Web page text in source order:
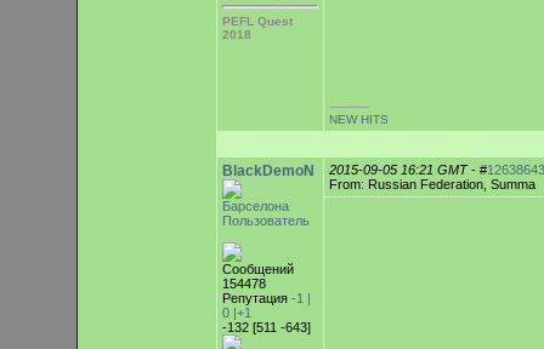
PEFL Quest
2018
-----------
NEW HITS
BlackDemoN
Барселона
Пользователь
Сообщений
154478
Репутация -1 |
0 |+1
-132 [511 -643]
2015-09-05 16:21 GMT- #12638643
From: Russian Federation, Summa